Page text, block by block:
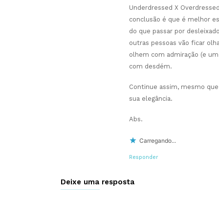
Underdressed X
conclusão é que é melhor
do que passar por
outras pessoas vão ficar
olhem com admiração (e
com desdém.
Continue assim, mesmo
sua elegância.
Abs.
Carregando...
Responder
Deixe uma resposta